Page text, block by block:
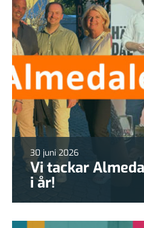
30 juni 2026
Vi tackar
i år!